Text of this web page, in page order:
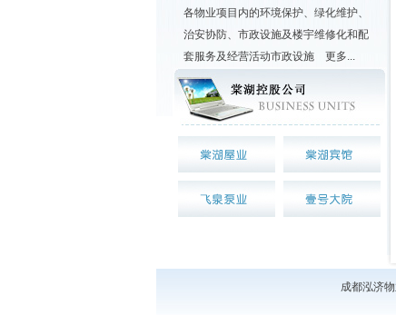
各物业项目内的环境保护、绿化维护、
治安协防、市政设施及楼宇维修化和配
套服务及经营活动市政设施 更多...
成都泓济